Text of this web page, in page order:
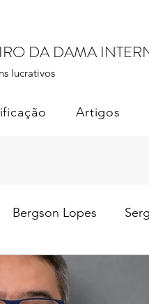
DA DAMA
lucrativos
Artigos
Bergson Lopes
Soberania dos